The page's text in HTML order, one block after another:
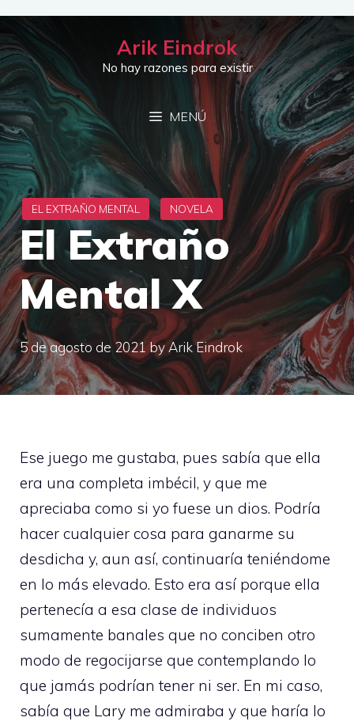
Saltar
al
contenido
Arik Eindrok
No hay razones para existir
MENÚ
El Extraño
Mental X
5 de agosto de 2021byArik Eindrok
Ese juego me gustaba, pues sabía que ella
era una completa imbécil, y que me
apreciaba como si yo fuese un dios. Podría
hacer cualquier cosa para ganarme su
desdicha y, aun así, continuaría teniéndome
en lo más elevado. Esto era así porque ella
pertenecía a esa clase de individuos
sumamente banales que no conciben otro
modo de regocijarse que contemplando lo
que jamás podrían tener ni ser. En mi caso,
sabía que Lary me admiraba y que haría lo